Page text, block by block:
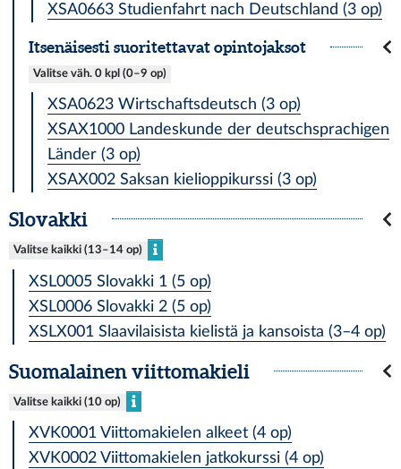
XSA0663 Studienfahrt nach Deutschland (3 op)
It­se­näises­ti suo­ri­tet­ta­vat opintojaksot
Valitse väh. 0 kpl (0–9 op)
XSA0623 Wirtschaftsdeutsch (3 op)
XSAX1000 Landeskunde der deutschsprachigen
Länder (3 op)
XSAX002 Saksan kielioppikurssi (3 op)
Slovakki
Valitse kaikki (13–14 op)
XSL0005 Slovakki 1 (5 op)
XSL0006 Slovakki 2 (5 op)
XSLX001 Slaavilaisista kielistä ja kansoista (3–4 op)
Suomalainen viittomakieli
Valitse kaikki (10 op)
XVK0001 Viittomakielen alkeet (4 op)
XVK0002 Viittomakielen jatkokurssi (4 op)